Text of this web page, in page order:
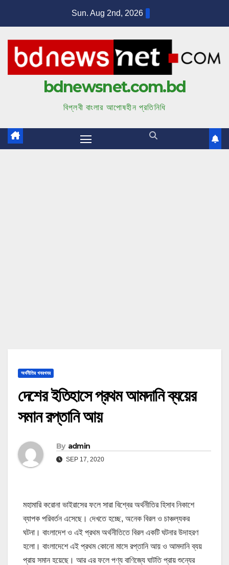
n
Sun. Aug 2nd, 2026
bdnewsnet.com.bd
বিপ্লবী বাংলার আপোষহীন প্রতিনিধি
অর্থনীতির খবরখবর
দেশের ইতিহাসে প্রথম আমদানি ব্যয়ের
সমান রপ্তানি আয়
By admin
SEP 17, 2020
মহামারি করোনা ভাইরাসের ফলে সারা বিশ্বের অর্থনীতির হিসাব নিকাশে
ব্যাপক পরিবর্তন এসেছে। দেখতে হচ্ছে, অনেক বিরল ও চাঞ্চল্যকর
ঘটনা। বাংলাদেশ ও এই প্রথম অর্থনীতিতে বিরল একটি ঘটনার উদাহরণ
হলো। বাংলাদেশে এই প্রথম কোনো মাসে রপ্তানি আয় ও আমদানি ব্যয়
প্রায় সমান হয়েছে। আর এর ফলে পণ্য বাণিজ্যে ঘাটতি প্রায় শুন্যের